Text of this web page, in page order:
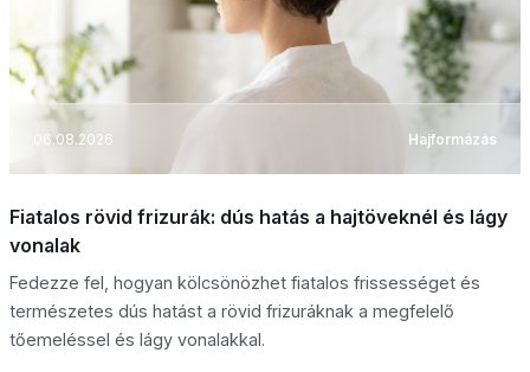
06.08.2026 Hajformázás
Fiatalos rövid frizurák: dús hatás a hajtöveknél és lágy
vonalak
Fedezze fel, hogyan kölcsönözhet fiatalos frissességet és
természetes dús hatást a rövid frizuráknak a megfelelő
tőemeléssel és lágy vonalakkal.